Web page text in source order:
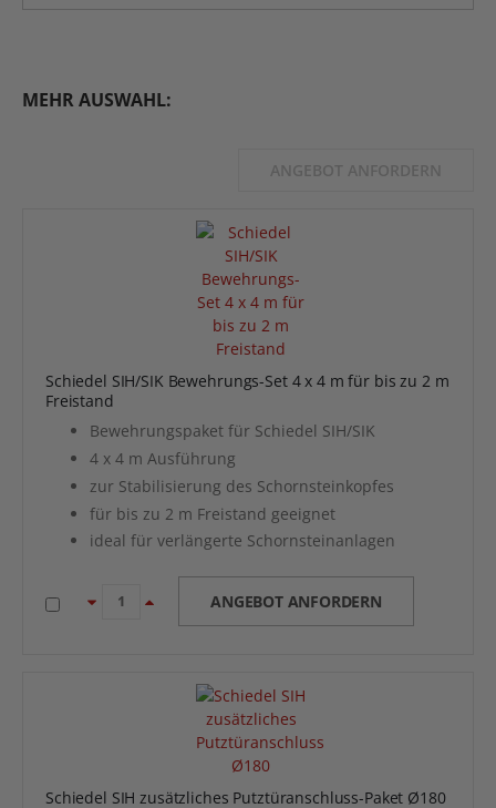
MEHR AUSWAHL:
ANGEBOT ANFORDERN
Schiedel SIH/SIK Bewehrungs-Set 4 x 4 m für bis zu 2 m
Freistand
Bewehrungspaket für Schiedel SIH/SIK
4 x 4 m Ausführung
zur Stabilisierung des Schornsteinkopfes
für bis zu 2 m Freistand geeignet
ideal für verlängerte Schornsteinanlagen
ANGEBOT ANFORDERN
Schiedel SIH zusätzliches Putztüranschluss-Paket Ø180